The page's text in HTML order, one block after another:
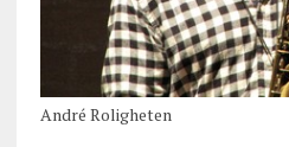
André Roligheten